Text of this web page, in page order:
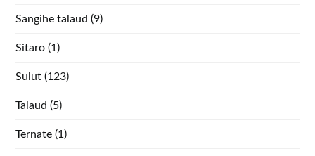
Sangihe talaud (9)
Sitaro (1)
Sulut (123)
Talaud (5)
Ternate (1)